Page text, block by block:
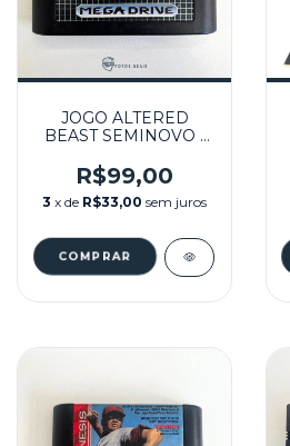
JOGO ALTERED
BEAST SEMINOVO -
R$99,00
3 x de R$33,00 sem juros